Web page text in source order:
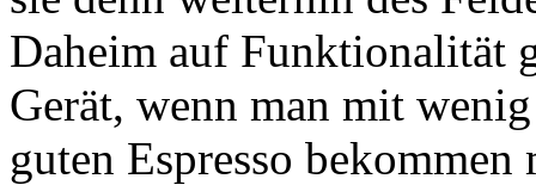
Daheim auf Funktionalität
Gerät, wenn man mit
guten Espresso bekommen